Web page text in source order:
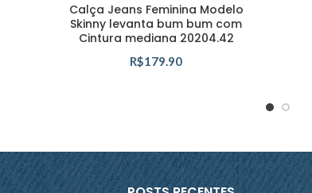
Calça Jeans Feminina Modelo
Skinny levanta bum bum com
Cintura mediana 20204.42
R$179.90